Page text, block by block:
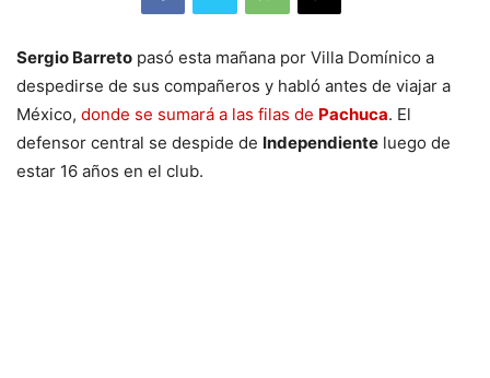
Sergio Barreto pasó esta mañana por Villa Domínico a
despedirse de sus compañeros y habló antes de viajar a
México, donde se sumará a las filas de Pachuca. El
defensor central se despide de Independiente luego de
estar 16 años en el club.